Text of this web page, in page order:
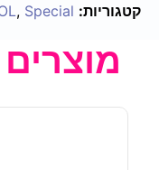
קטגוריות:
, Special